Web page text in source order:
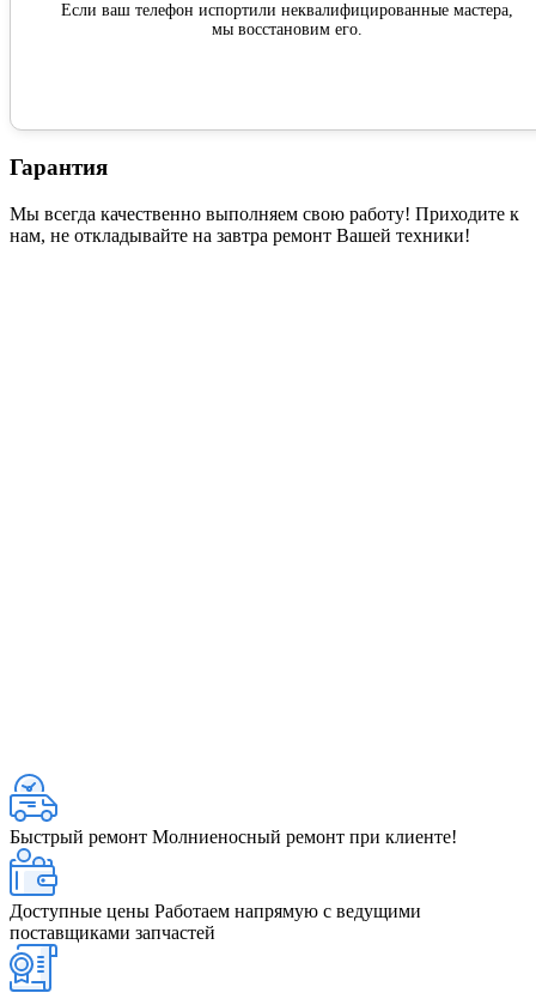
Если ваш телефон испортили неквалифицированные мастера,
мы восстановим его.
Гарантия
Мы всегда качественно выполняем свою работу! Приходите к
нам, не откладывайте на завтра ремонт Вашей техники!
Быстрый ремонт Молниеносный ремонт при клиенте!
Доступные цены Работаем напрямую с ведущими
поставщиками запчастей